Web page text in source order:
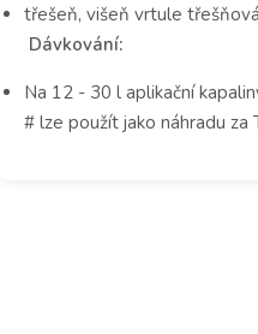
třešeň, višeň vrtule
Dávkování:
Na 12 - 30 l aplikační
# lze použít jako náhradu